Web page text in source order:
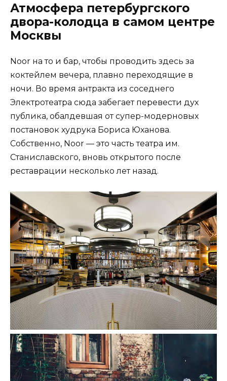
Атмосфера петербургского
двора-колодца в самом центре
Москвы
Noor на то и бар, чтобы проводить здесь за
коктейлем вечера, плавно переходящие в
ночи. Во время антракта из соседнего
Электротеатра сюда забегает перевести дух
публика, обалдевшая от супер-модерновых
постановок худрука Бориса Юханова.
Собственно, Noor — это часть театра им.
Станиславского, вновь открытого после
реставрации несколько лет назад.